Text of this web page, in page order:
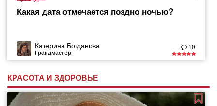
Какая дата отмечается поздно ночью?
Катерина Богданова
Грандмастер
10
КРАСОТА И ЗДОРОВЬЕ